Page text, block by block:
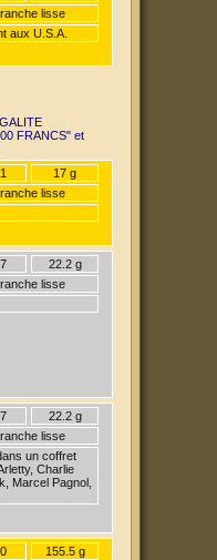
lisse
aux U.S.A.
FRANCS" et
17 g
lisse
22.2 g
lisse
22.2 g
lisse
un coffret
Charlie
Marcel Pagnol,
155.5 g